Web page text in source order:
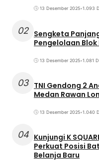
13 Desember 2025•1.093
02 Sengketa
Pengelolaan
13 Desember 2025•1.081
03 TNI Gendong 2
Medan Rawan
13 Desember 2025•1.040
04 Kunjungi K
Perkuat Posisi
Belanja Baru